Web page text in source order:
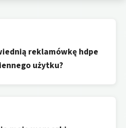
reklamówkę hdpe
użytku?